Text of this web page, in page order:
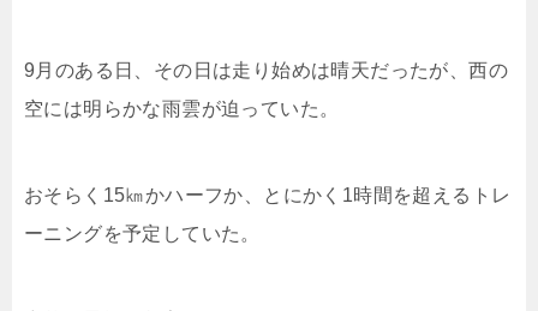
9月のある日、その日は走り始めは晴天だったが、西の
空には明らかな雨雲が迫っていた。
おそらく15㎞かハーフか、とにかく1時間を超えるトレ
ーニングを予定していた。